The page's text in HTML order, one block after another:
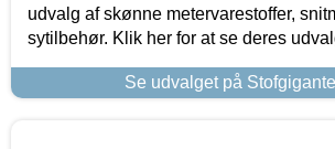
udvalg af skønne metervarestoffer,
sytilbehør. Klik her for at se deres
Se udvalget på